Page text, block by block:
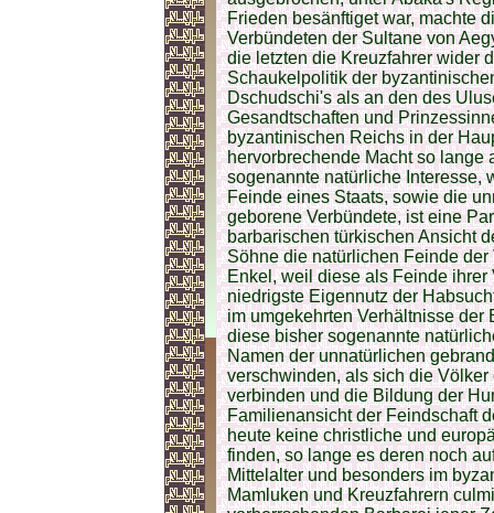
Frieden besänftiget war, machte
Verbündeten der Sultane von
die letzten die Kreuzfahrer wider
Schaukelpolitik der
Dschudschi's als an den des
Gesandtschaften und
byzantinischen Reichs in der
hervorbrechende Macht so lange
sogenannte natürliche Interesse,
Feinde eines Staats, sowie die
geborene Verbündete, ist eine
barbarischen türkischen Ansicht
Söhne die natürlichen Feinde
Enkel, weil diese als Feinde ihrer
niedrigste Eigennutz der
im umgekehrten Verhältnisse der
diese bisher sogenannte
Namen der unnatürlichen
verschwinden, als sich die
verbinden und die Bildung der
Familienansicht der Feindschaft
heute keine christliche und
finden, so lange es deren noch
Mittelalter und besonders im
Mamluken und Kreuzfahrern